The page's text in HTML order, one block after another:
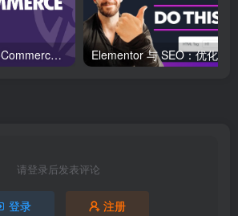
批量编辑多个 WooCommerce 产品变体价格的 2 个方法？
请登录后发表评论
登录 注册